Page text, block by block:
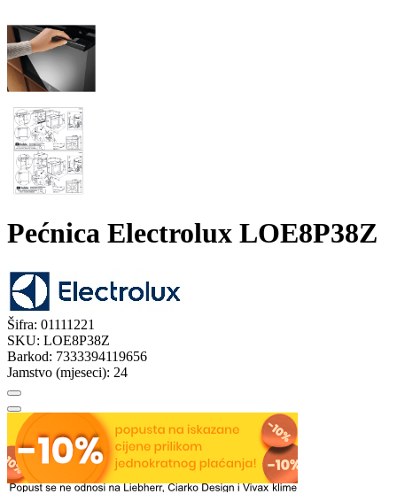
Pećnica Electrolux LOE8P38Z
Šifra: 01111221
SKU: LOE8P38Z
Barkod: 7333394119656
Jamstvo (mjeseci): 24